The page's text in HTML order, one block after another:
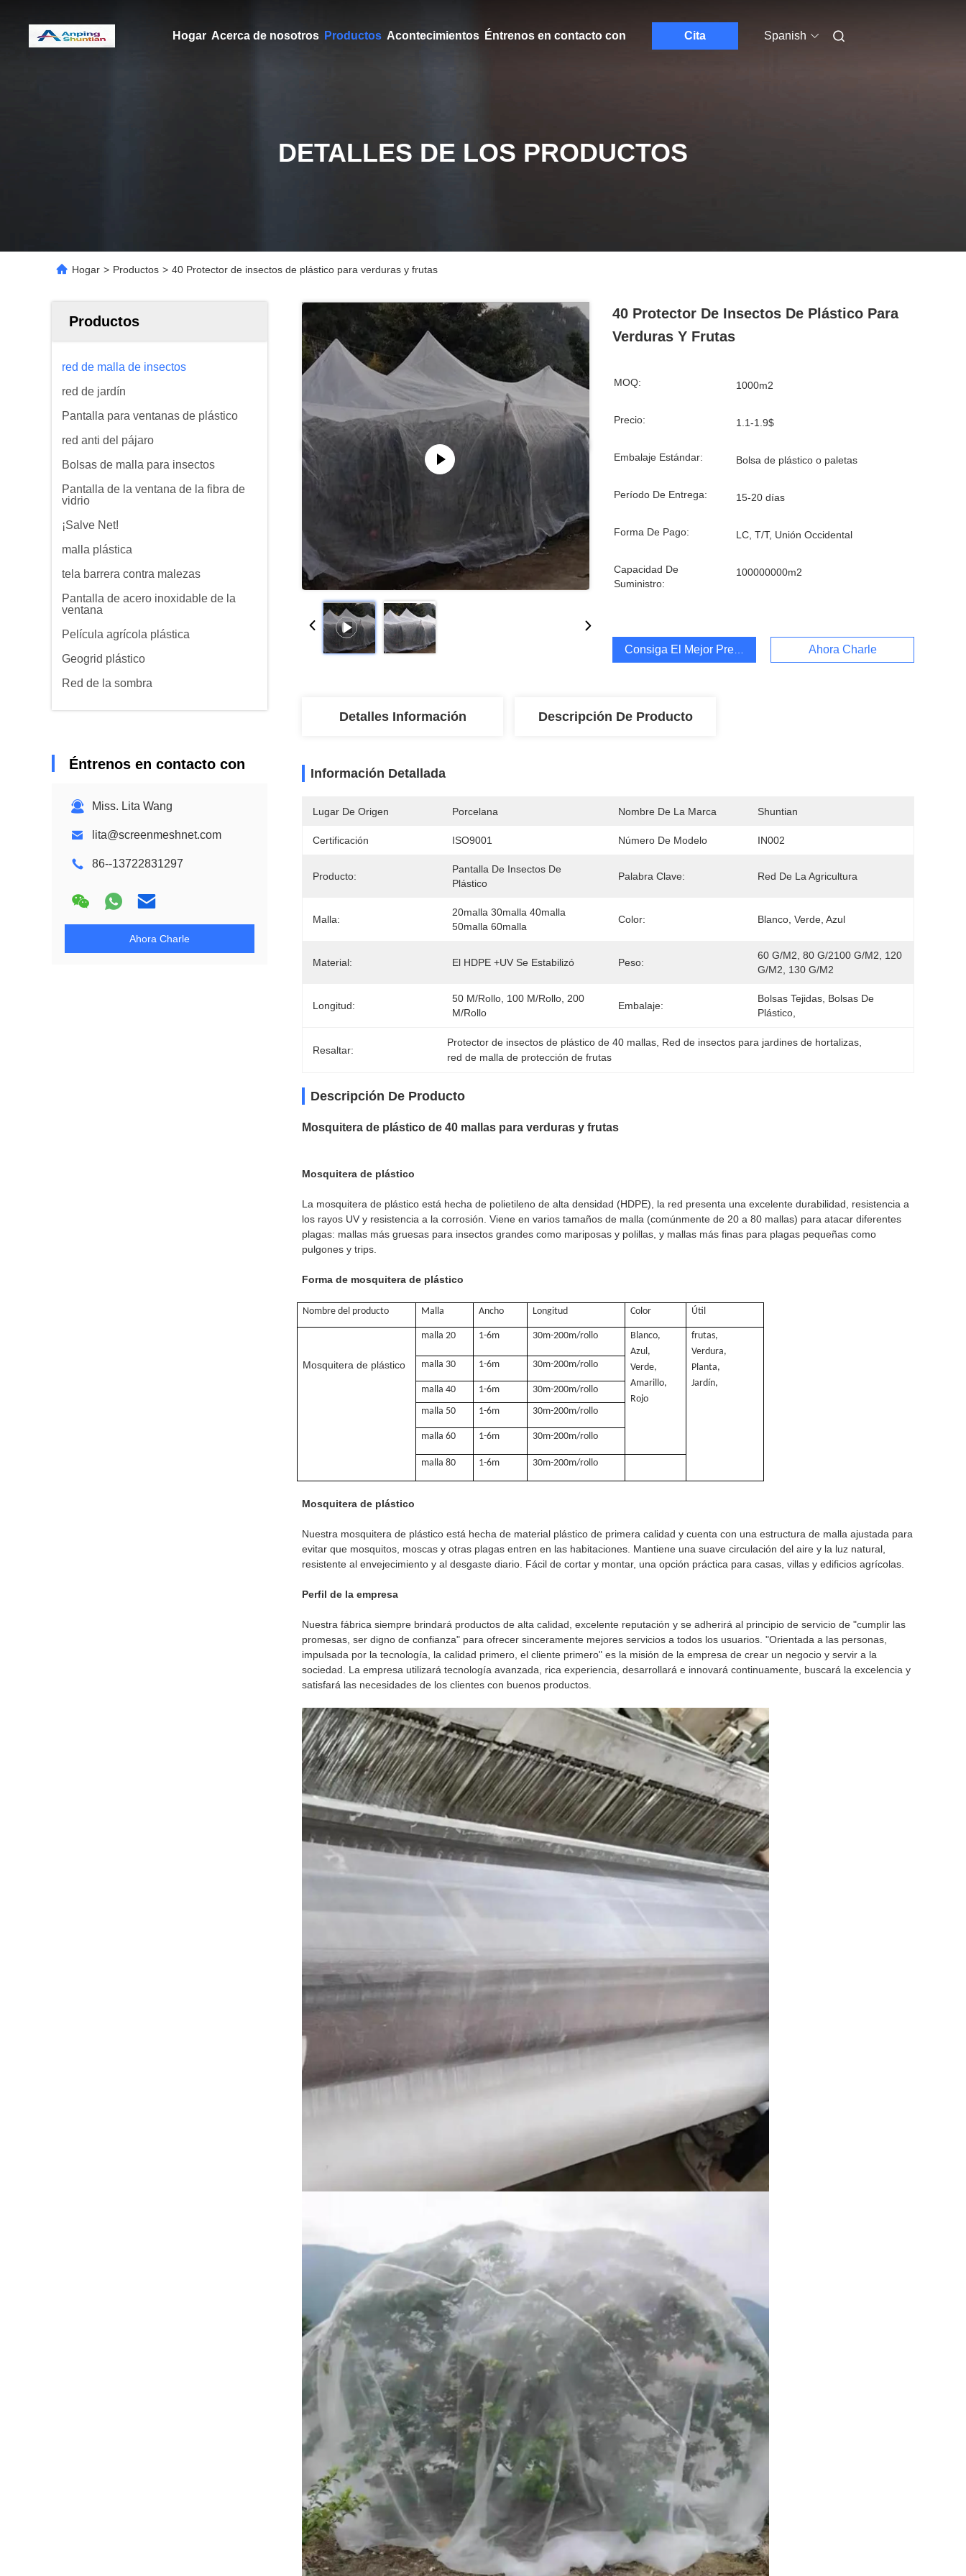
Hogar Acerca de nosotros Productos Acontecimientos Éntrenos en contacto con Cita Spanish
DETALLES DE LOS PRODUCTOS
Hogar > Productos > 40 Protector de insectos de plástico para verduras y frutas
Productos
red de malla de insectos
red de jardín
Pantalla para ventanas de plástico
red anti del pájaro
Bolsas de malla para insectos
Pantalla de la ventana de la fibra de
vidrio
¡Salve Net!
malla plástica
tela barrera contra malezas
Pantalla de acero inoxidable de la
ventana
Película agrícola plástica
Geogrid plástico
Red de la sombra
Éntrenos en contacto con
Miss. Lita Wang
lita@screenmeshnet.com
86--13722831297
Ahora Charle
40 Protector De Insectos De Plástico Para
Verduras Y Frutas
MOQ: 1000m2
Precio: 1.1-1.9$
Embalaje Estándar: Bolsa de plástico o paletas
Período De Entrega: 15-20 días
Forma De Pago: LC, T/T, Unión Occidental
Capacidad De
Suministro:
100000000m2
Consiga El Mejor Precio Ahora Charle
Detalles Información Descripción De Producto
Información Detallada
Lugar De Origen Porcelana Nombre De La Marca Shuntian
Certificación ISO9001 Número De Modelo IN002
Producto:
Pantalla De Insectos De
Plástico
Palabra Clave: Red De La Agricultura
Malla:
20malla 30malla 40malla
50malla 60malla
Color: Blanco, Verde, Azul
Material: El HDPE +UV Se Estabilizó Peso:
60 G/m2, 80 G/2100 G/m2, 120
G/m2, 130 G/m2
Longitud:
50 M/rollo, 100 M/rollo, 200
M/rollo
Embalaje:
Bolsas Tejidas, Bolsas De
Plástico,
Resaltar:
Protector de insectos de plástico de 40 mallas Red de insectos para jardines de hortalizas
red de malla de protección de frutas
Descripción De Producto
Mosquitera de plástico de 40 mallas para verduras y frutas
Mosquitera de plástico
La mosquitera de plástico está hecha de polietileno de alta densidad (HDPE), la red presenta una excelente durabilidad, resistencia a
los rayos UV y resistencia a la corrosión. Viene en varios tamaños de malla (comúnmente de 20 a 80 mallas) para atacar diferentes
plagas: mallas más gruesas para insectos grandes como mariposas y polillas, y mallas más finas para plagas pequeñas como
pulgones y trips.
Forma de mosquitera de plástico
Nombre del producto Malla Ancho Longitud Color Útil
Mosquitera de plástico
malla 20 1-6m 30m-200m/rollo
Blanco,
Azul,
Verde,
Amarillo,
Rojo
frutas,
Verdura,
Planta,
Jardín,
malla 30 1-6m 30m-200m/rollo
malla 40 1-6m
30m-200m/rollo
malla 50
1-6m 30m-200m/rollo
malla 60 1-6m 30m-200m/rollo
malla 80 1-6m 30m-200m/rollo
Mosquitera de plástico
Nuestra mosquitera de plástico está hecha de material plástico de primera calidad y cuenta con una estructura de malla ajustada para
evitar que mosquitos, moscas y otras plagas entren en las habitaciones. Mantiene una suave circulación del aire y la luz natural,
resistente al envejecimiento y al desgaste diario. Fácil de cortar y montar, una opción práctica para casas, villas y edificios agrícolas.
Perfil de la empresa
Nuestra fábrica siempre brindará productos de alta calidad, excelente reputación y se adherirá al principio de servicio de "cumplir las
promesas, ser digno de confianza" para ofrecer sinceramente mejores servicios a todos los usuarios. "Orientada a las personas,
impulsada por la tecnología, la calidad primero, el cliente primero" es la misión de la empresa de crear un negocio y servir a la
sociedad. La empresa utilizará tecnología avanzada, rica experiencia, desarrollará e innovará continuamente, buscará la excelencia y
satisfará las necesidades de los clientes con buenos productos.